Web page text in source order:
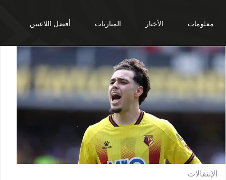
معلومات الأخبار المباريات أفضل اللاعبين
الإنتقالات